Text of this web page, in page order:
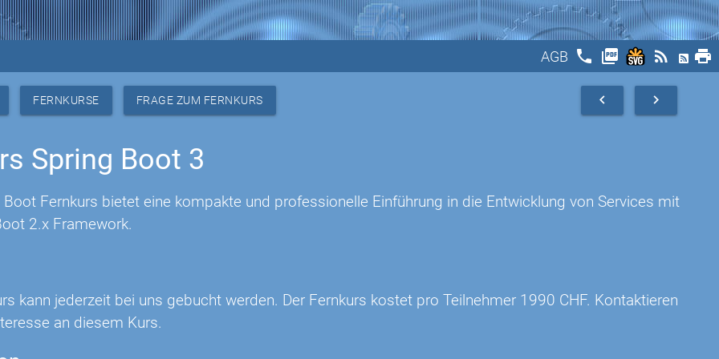
AGB phone picture_as_pdf rss_feed print
FERNKURSE FRAGE ZUM FERNKURS navigate_next
navigate_before
Spring Boot 3
Boot Fernkurs bietet eine kompakte und professionelle Einführung in die Entwicklung von Services mit
2.x Framework.
kann jederzeit bei uns gebucht werden. Der Fernkurs kostet pro Teilnehmer 1990 CHF. Kontaktieren
an diesem Kurs.